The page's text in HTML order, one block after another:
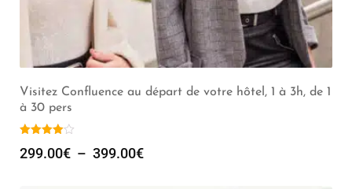
Visitez Confluence au départ de votre hôtel, 1 à 3h, de 1
à 30 pers
299.00€ – 399.00€